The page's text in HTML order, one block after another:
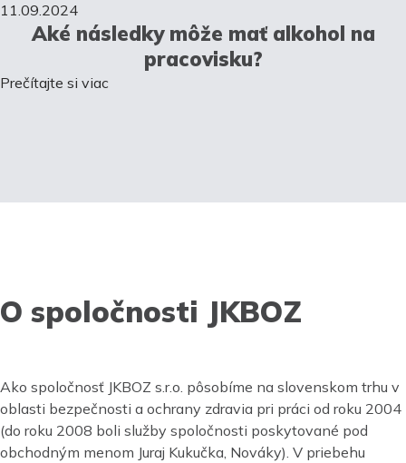
11.09.2024
Aké následky môže mať alkohol na
pracovisku?
Prečítajte si viac
O spoločnosti JKBOZ
Ako spoločnosť JKBOZ s.r.o. pôsobíme na slovenskom trhu v
oblasti bezpečnosti a ochrany zdravia pri práci od roku 2004
(do roku 2008 boli služby spoločnosti poskytované pod
obchodným menom Juraj Kukučka, Nováky). V priebehu